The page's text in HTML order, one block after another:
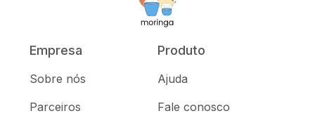
Empresa
Sobre nós
Parceiros
Produto
Ajuda
Fale conosco